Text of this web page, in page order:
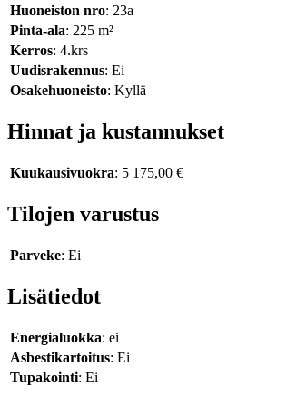
Huoneiston nro: 23a
Pinta-ala: 225 m²
Kerros: 4.krs
Uudisrakennus: Ei
Osakehuoneisto: Kyllä
Hinnat ja kustannukset
Kuukausivuokra: 5 175,00 €
Tilojen varustus
Parveke: Ei
Lisätiedot
Energialuokka: ei
Asbestikartoitus: Ei
Tupakointi: Ei